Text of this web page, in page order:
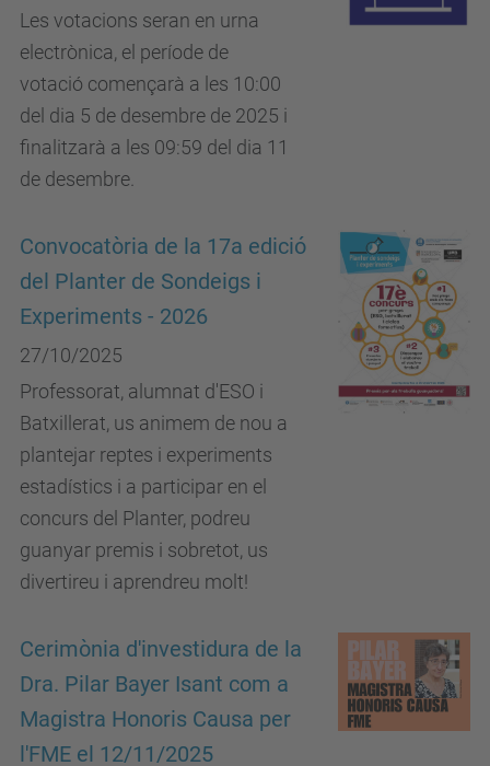
Les votacions seran en urna
electrònica, el període de
votació començarà a les 10:00
del dia 5 de desembre de 2025 i
finalitzarà a les 09:59 del dia 11
de desembre.
Convocatòria de la 17a edició
del Planter de Sondeigs i
Experiments - 2026
27/10/2025
Professorat, alumnat d'ESO i
Batxillerat, us animem de nou a
plantejar reptes i experiments
estadístics i a participar en el
concurs del Planter, podreu
guanyar premis i sobretot, us
divertireu i aprendreu molt!
Cerimònia d'investidura de la
Dra. Pilar Bayer Isant com a
Magistra Honoris Causa per
l'FME el 12/11/2025